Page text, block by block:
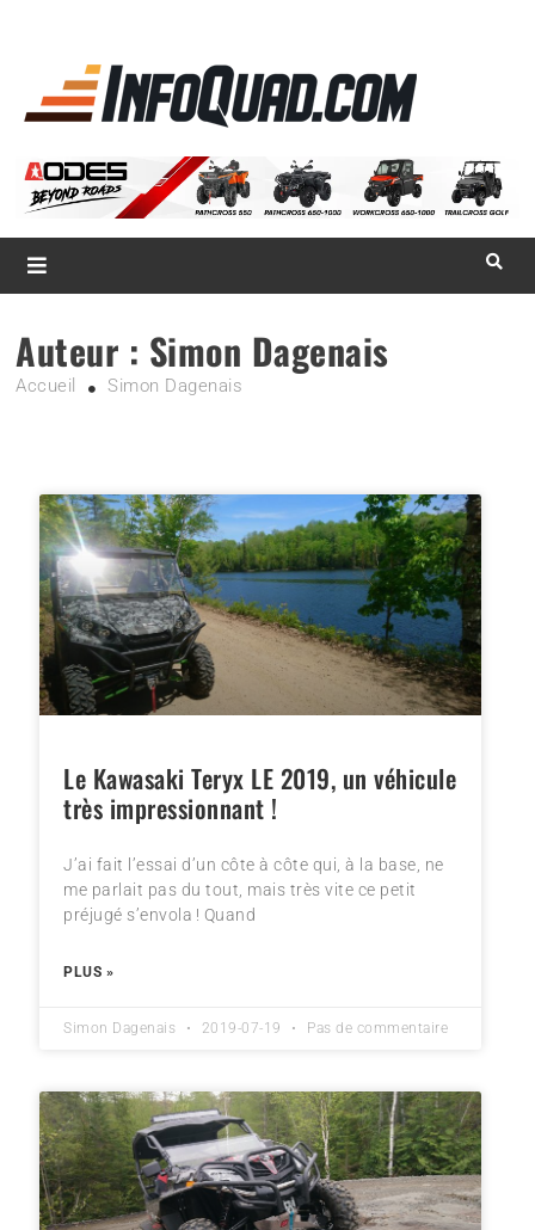
Magazine InfoQuad.com
Auteur : Simon Dagenais
Accueil Simon Dagenais
Le Kawasaki Teryx LE 2019, un véhicule
très impressionnant !
J’ai fait l’essai d’un côte à côte qui, à la base, ne
me parlait pas du tout, mais très vite ce petit
préjugé s’envola ! Quand
PLUS »
Simon Dagenais 2019-07-19 Pas de commentaire